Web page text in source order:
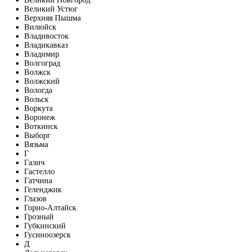
Великий Устюг
Верхняя Пышма
Вилюйск
Владивосток
Владикавказ
Владимир
Волгоград
Волжск
Волжский
Вологда
Вольск
Воркута
Воронеж
Воткинск
Выборг
Вязьма
Г
Галич
Гастелло
Гатчина
Геленджик
Глазов
Горно-Алтайск
Грозный
Губкинский
Гусиноозерск
Д